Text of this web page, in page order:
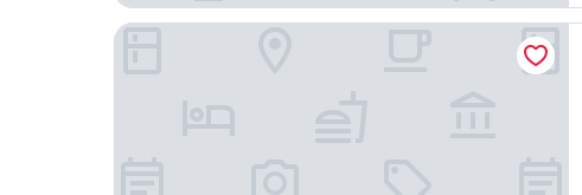
Playce Camp Jeju